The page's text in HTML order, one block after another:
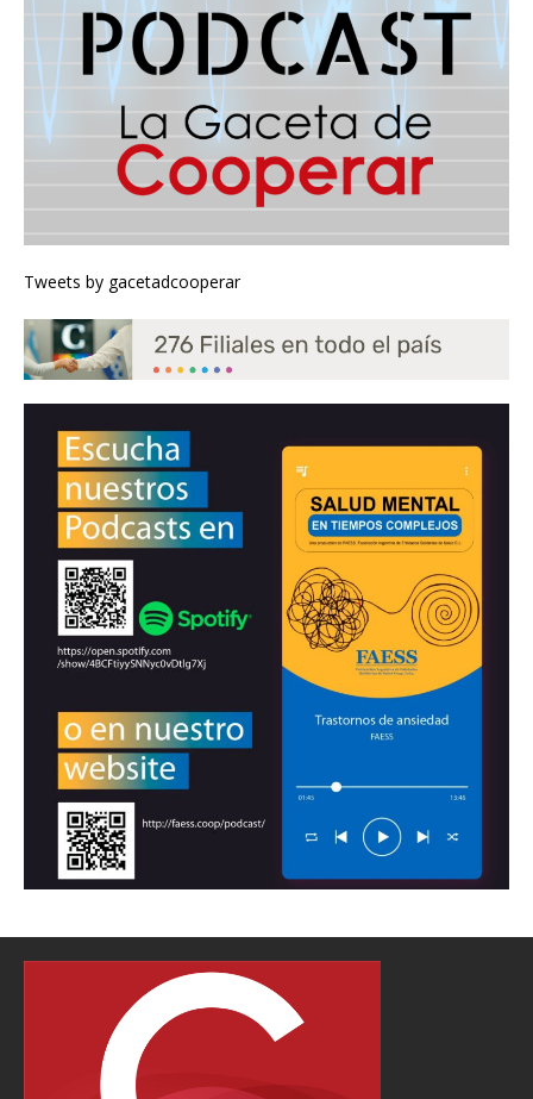
Tweets by gacetadcooperar